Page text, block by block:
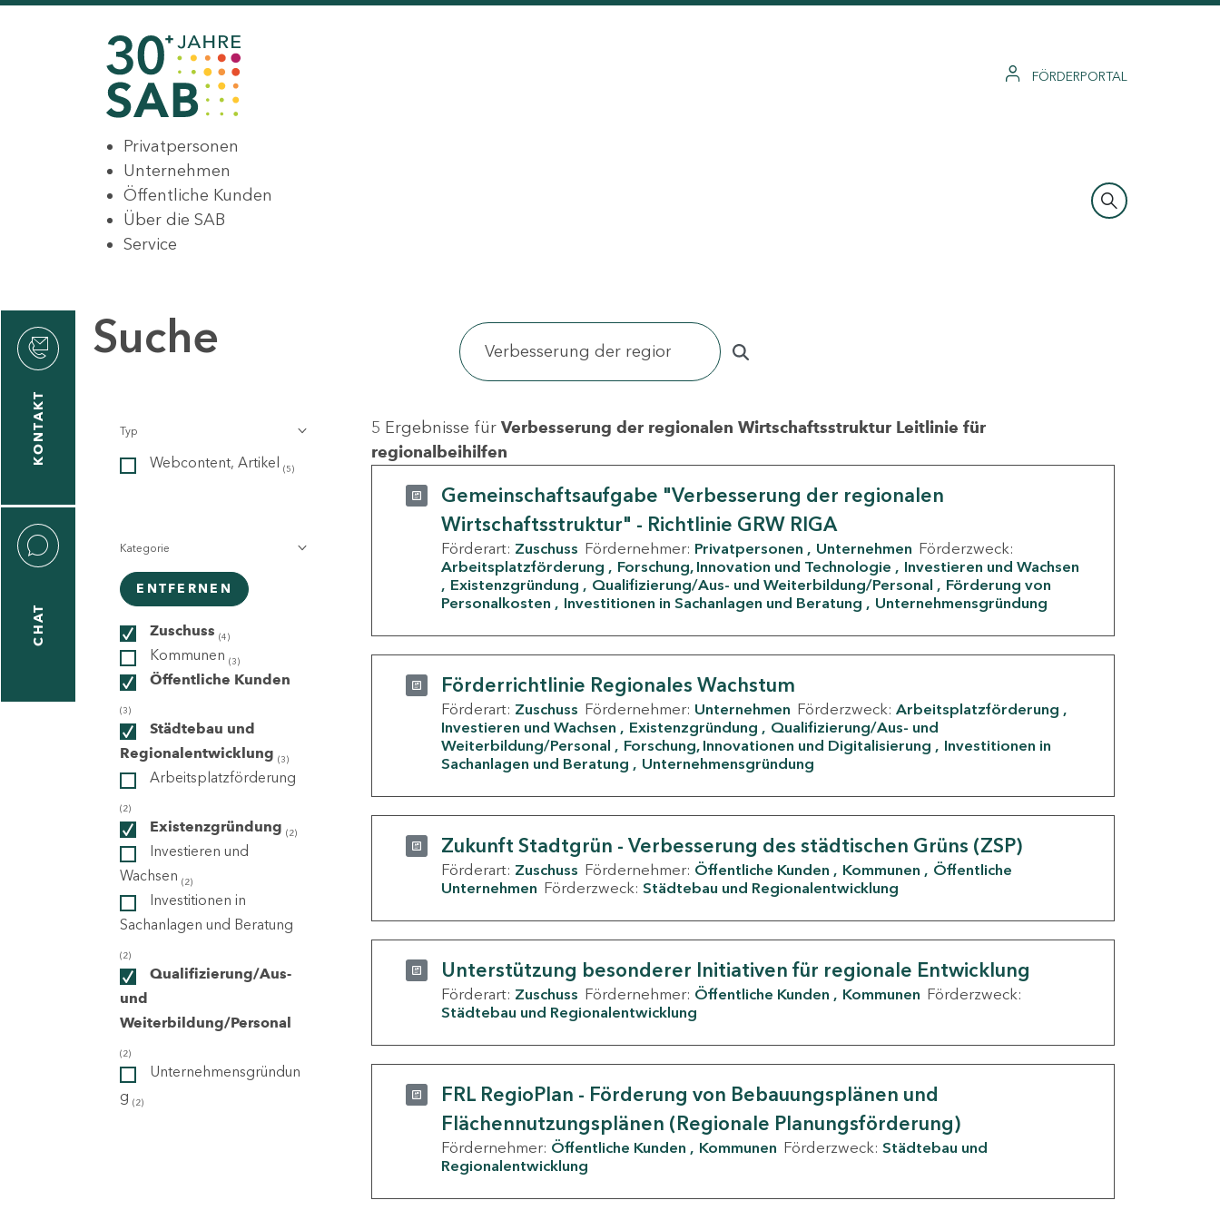
FÖRDERPORTAL
Privatpersonen
Unternehmen
Öffentliche Kunden
Über die SAB
Service
KONTAKT
CHAT
Suche
Typ
Webcontent, Artikel (5)
Kategorie
ENTFERNEN
Zuschuss (4)
Kommunen (3)
Öffentliche Kunden
(3)
Städtebau und
Regionalentwicklung (3)
Arbeitsplatzförderung
(2)
Existenzgründung (2)
Investieren und
Wachsen (2)
Investitionen in
Sachanlagen und Beratung
(2)
Qualifizierung/Aus-
und
Weiterbildung/Personal
(2)
Unternehmensgründun
g (2)
5 Ergebnisse für Verbesserung der regionalen Wirtschaftsstruktur Leitlinie für
regionalbeihilfen
Gemeinschaftsaufgabe "Verbesserung der regionalen
Wirtschaftsstruktur" - Richtlinie GRW RIGA
Förderart: Zuschuss Fördernehmer: Privatpersonen Unternehmen Förderzweck:
Arbeitsplatzförderung
Forschung, Innovation und Technologie
Investieren und Wachsen
Existenzgründung
Qualifizierung/Aus- und Weiterbildung/Personal
Förderung von
Personalkosten
Investitionen in Sachanlagen und Beratung Unternehmensgründung
Förderrichtlinie Regionales Wachstum
Förderart: Zuschuss Fördernehmer: Unternehmen Förderzweck: Arbeitsplatzförderung
Investieren und Wachsen
Existenzgründung
Qualifizierung/Aus- und
Weiterbildung/Personal
Forschung, Innovationen und Digitalisierung
Investitionen in
Sachanlagen und Beratung
Unternehmensgründung
Zukunft Stadtgrün - Verbesserung des städtischen Grüns (ZSP)
Förderart: Zuschuss Fördernehmer: Öffentliche Kunden Kommunen
Öffentliche
Unternehmen Förderzweck: Städtebau und Regionalentwicklung
Unterstützung besonderer Initiativen für regionale Entwicklung
Förderart: Zuschuss Fördernehmer: Öffentliche Kunden Kommunen Förderzweck:
Städtebau und Regionalentwicklung
FRL RegioPlan - Förderung von Bebauungsplänen und
Flächennutzungsplänen (Regionale Planungsförderung)
Fördernehmer: Öffentliche Kunden Kommunen Förderzweck: Städtebau und
Regionalentwicklung